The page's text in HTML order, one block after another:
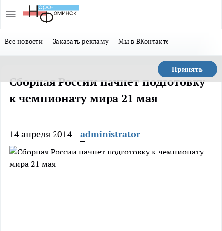
Все новости Заказать рекламу Мы в ВКонтакте
Принять
Сборная России начнет подготовку
к чемпионату мира 21 мая
14 апреля 2014 administrator